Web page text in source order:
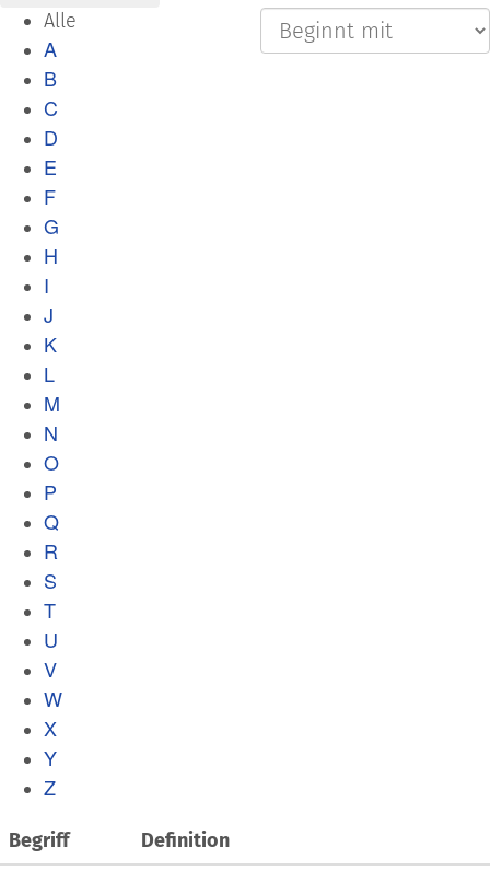
Alle
A
B
C
D
E
F
G
H
I
J
K
L
M
N
O
P
Q
R
S
T
U
V
W
X
Y
Z
Begriff Definition